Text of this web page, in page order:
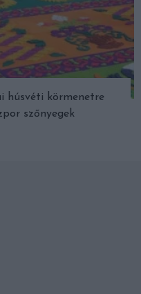
húsvéti körmenetre
szőnyegek